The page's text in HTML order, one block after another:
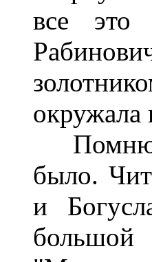
все
окружала
Помню,
было.
и
большой